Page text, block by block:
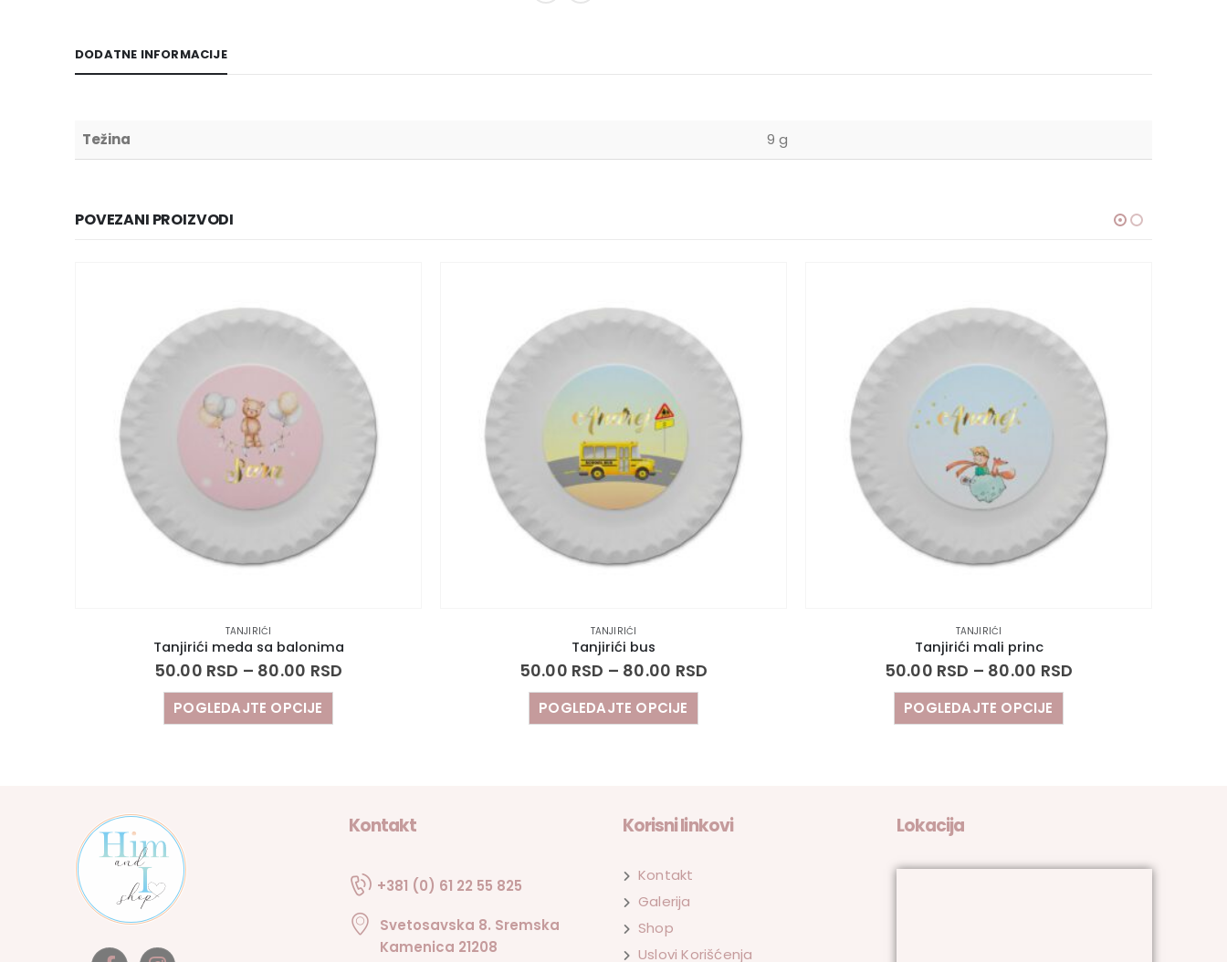
DODATNE INFORMACIJE
Težina 9 g
POVEZANI PROIZVODI
TANJIRIĆI
Tanjirići meda sa balonima
50.00 RSD – 80.00 RSD
POGLEDAJTE OPCIJE
TANJIRIĆI
Tanjirići bus
50.00 RSD – 80.00 RSD
POGLEDAJTE OPCIJE
TANJIRIĆI
Tanjirići mali princ
50.00 RSD – 80.00 RSD
POGLEDAJTE OPCIJE
Kontakt
+381 (0) 61 22 55 825
Svetosavska 8. Sremska
Kamenica 21208
Korisni linkovi
Kontakt
Galerija
Shop
Uslovi Korišćenja
Lokacija